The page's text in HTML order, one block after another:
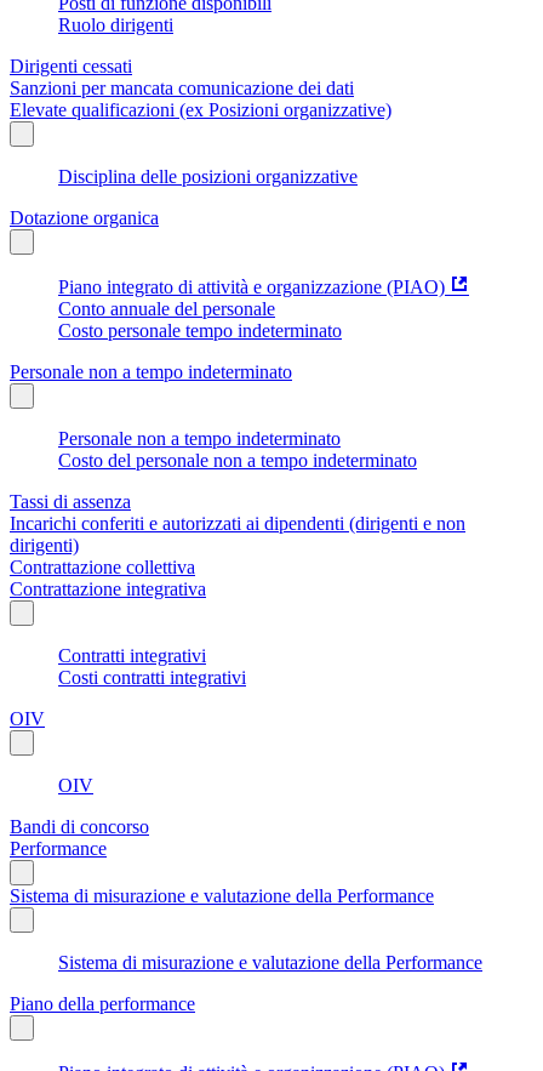
Ruolo dirigenti
Dirigenti cessati
Sanzioni per mancata comunicazione dei dati
Elevate qualificazioni (ex Posizioni organizzative)
Disciplina delle posizioni organizzative
Dotazione organica
Piano integrato di attività e organizzazione (PIAO)
Conto annuale del personale
Costo personale tempo indeterminato
Personale non a tempo indeterminato
Personale non a tempo indeterminato
Costo del personale non a tempo indeterminato
Tassi di assenza
Incarichi conferiti e autorizzati ai dipendenti (dirigenti e non
dirigenti)
Contrattazione collettiva
Contrattazione integrativa
Contratti integrativi
Costi contratti integrativi
OIV
OIV
Bandi di concorso
Performance
Sistema di misurazione e valutazione della Performance
Sistema di misurazione e valutazione della Performance
Piano della performance